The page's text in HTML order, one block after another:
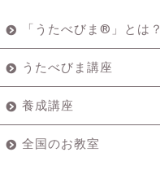
「うたべびま®」とは？
うたべびま講座
養成講座
全国のお教室